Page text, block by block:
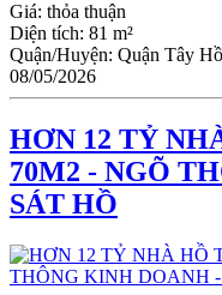
Giá: thỏa thuận
Diện tích: 81 m²
Quận/Huyện: Quận Tây Hồ
08/05/2026
HƠN 12 TỶ
70M2 - NGÕ
SÁT HỒ